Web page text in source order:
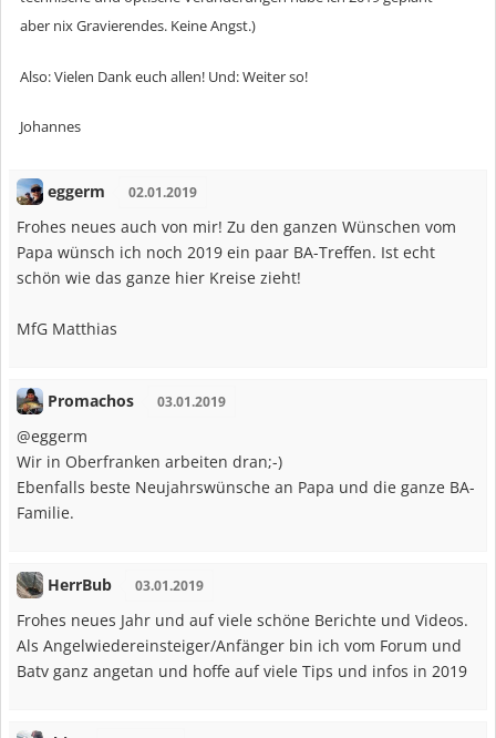
aber nix Gravierendes. Keine Angst.)
Also: Vielen Dank euch allen! Und: Weiter so!
Johannes
eggerm 02.01.2019
Frohes neues auch von mir! Zu den ganzen Wünschen vom
Papa wünsch ich noch 2019 ein paar BA-Treffen. Ist echt
schön wie das ganze hier Kreise zieht!
MfG Matthias
Promachos 03.01.2019
@eggerm
Wir in Oberfranken arbeiten dran;-)
Ebenfalls beste Neujahrswünsche an Papa und die ganze BA-
Familie.
HerrBub 03.01.2019
Frohes neues Jahr und auf viele schöne Berichte und Videos.
Als Angelwiedereinsteiger/Anfänger bin ich vom Forum und
Batv ganz angetan und hoffe auf viele Tips und infos in 2019